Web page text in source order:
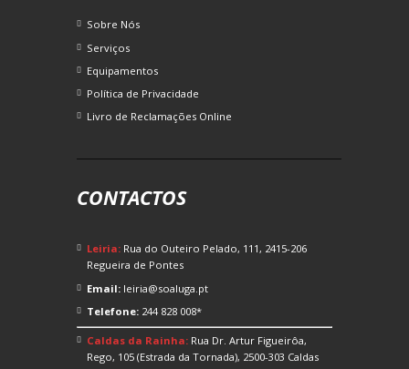
Sobre Nós
Serviços
Equipamentos
Política de Privacidade
Livro de Reclamações Online
CONTACTOS
Leiria: Rua do Outeiro Pelado, 111, 2415-206
Regueira de Pontes
Email: leiria@soaluga.pt
Telefone: 244 828 008*
Caldas da Rainha: Rua Dr. Artur Figueirôa,
Rego, 105 (Estrada da Tornada), 2500-303 Caldas